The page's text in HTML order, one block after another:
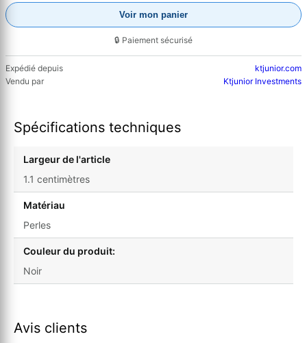
Voir mon panier
🔒 Paiement sécurisé
Expédié depuis
ktjunior.com
Vendu par
Ktjunior Investments
Spécifications techniques
Largeur de l'article
1.1 centimètres
Matériau
Perles
Couleur du produit:
Noir
Avis clients